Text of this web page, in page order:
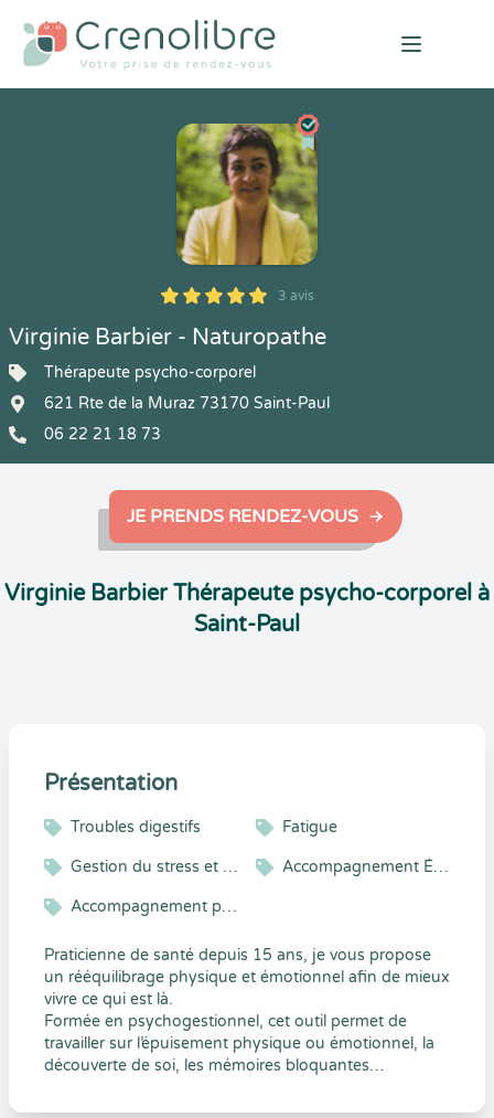
Open
5
1
5
3 3 avis
Virginie Barbier - Naturopathe
Thérapeute psycho-corporel
621 Rte de la Muraz 73170 Saint-Paul
06 22 21 18 73
JE PRENDS RENDEZ-VOUS
Virginie Barbier Thérapeute psycho-corporel à
Saint-Paul
Présentation
Troubles digestifs Fatigue
Gestion du stress et gestion émotionnelle Accompagnement Émotionnel
Accompagnement psycho-émotionnel
Praticienne de santé depuis 15 ans, je vous propose
un rééquilibrage physique et émotionnel afin de mieux
vivre ce qui est là.
Formée en psychogestionnel, cet outil permet de
travailler sur l’épuisement physique ou émotionnel, la
découverte de soi, les mémoires bloquantes…